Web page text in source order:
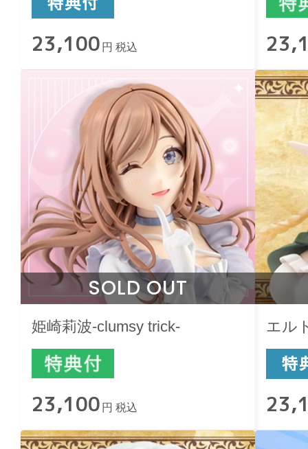
23,100 円 税込
SOLD OUT
姫崎莉波-clumsy trick-
23,100 円 税込
エル